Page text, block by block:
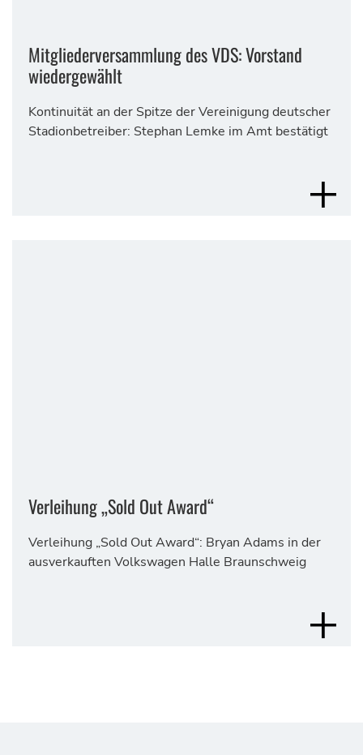
Mitgliederversammlung des VDS: Vorstand
wiedergewählt
Kontinuität an der Spitze der Vereinigung deutscher
Stadionbetreiber: Stephan Lemke im Amt bestätigt
MEHR
Verleihung „Sold Out Award“
Verleihung „Sold Out Award“: Bryan Adams in der
ausverkauften Volkswagen Halle Braunschweig
MEHR